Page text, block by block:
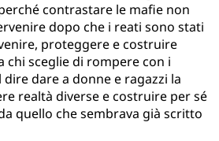
contrastare le mafie non
dopo che i reati sono stati
proteggere e costruire
chi sceglie di rompere con i
dare a donne e ragazzi la
realtà diverse e costruire per sé
quello che sembrava già scritto